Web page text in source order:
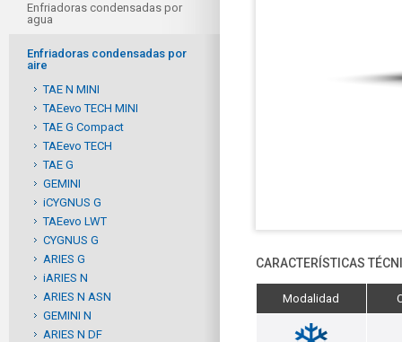
Enfriadoras condensadas por
agua
Enfriadoras condensadas por
aire
TAE N MINI
TAEevo TECH MINI
TAE G Compact
TAEevo TECH
TAE G
GEMINI
iCYGNUS G
TAEevo LWT
CYGNUS G
ARIES G
iARIES N
ARIES N ASN
GEMINI N
ARIES N DF
CARACTERÍSTICAS
Modalidad